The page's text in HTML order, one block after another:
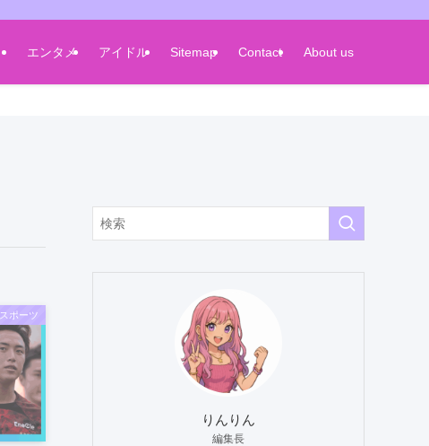
エンタメ アイドル Sitemap Contact About us
スポーツ
りんりん
編集長